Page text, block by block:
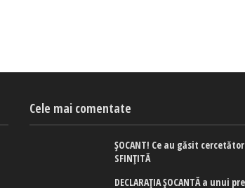
Cele mai comentate
ȘOCANT! Ce au găsit
SFINȚITĂ
DECLARAȚIA ȘOCANTĂ a unui